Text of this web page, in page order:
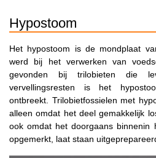
Hypostoom
Het hypostoom is de mondplaat
werd bij het verwerken van
gevonden bij trilobieten die
vervellingsresten is het
ontbreekt. Trilobietfossielen met
alleen omdat het deel gemakkelijk
ook omdat het doorgaans binnenin
opgemerkt, laat staan